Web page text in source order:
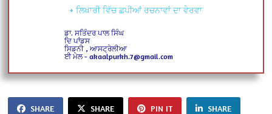
+ ਲਿਖਾਰੀ ਵਿੱਚ ਛਪੀਆਂ ਰਚਨਾਵਾਂ ਦਾ ਵੇਰਵਾ
ਡਾ. ਸਤਿੰਦਰ ਪਾਲ ਸਿੰਘ
ਦਿ ਪਾਂਡਸ
ਸਿਡਨੀ , ਆਸਟ੍ਰੇਲੀਆ
ਈ ਮੇਲ - akaalpurkh.7@gmail.com
SHARE SHARE PIN IT SHARE